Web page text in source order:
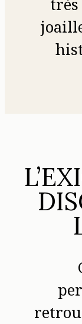
très